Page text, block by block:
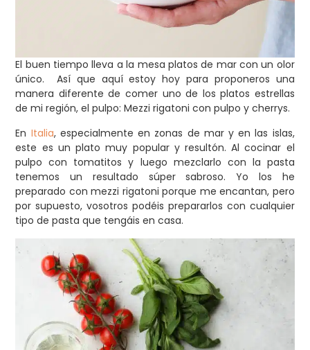
El buen tiempo lleva a la mesa platos de mar con un olor
único. Así que aquí estoy hoy para proponeros una
manera diferente de comer uno de los platos estrellas
de mi región, el pulpo: Mezzi rigatoni con pulpo y cherrys.
En Italia, especialmente en zonas de mar y en las islas,
este es un plato muy popular y resultón. Al cocinar el
pulpo con tomatitos y luego mezclarlo con la pasta
tenemos un resultado súper sabroso. Yo los he
preparado con mezzi rigatoni porque me encantan, pero
por supuesto, vosotros podéis prepararlos con cualquier
tipo de pasta que tengáis en casa.